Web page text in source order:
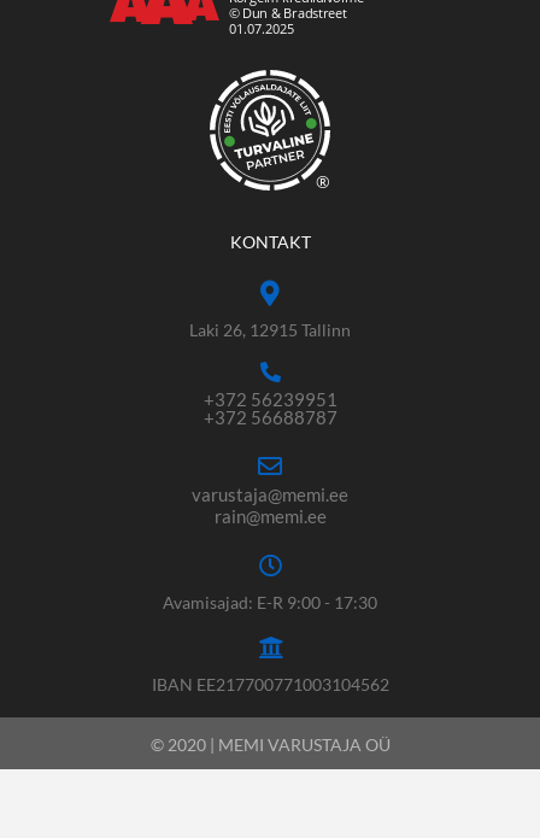
®
KONTAKT
Laki 26, 12915 Tallinn
+372 56239951
+372 56688787
varustaja@memi.ee
rain@memi.ee
Avamisajad: E-R 9:00 - 17:30
IBAN EE217700771003104562
© 2020 | MEMI VARUSTAJA OÜ